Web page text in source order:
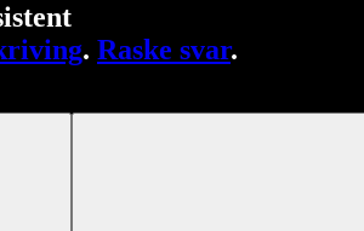
. Raske svar.